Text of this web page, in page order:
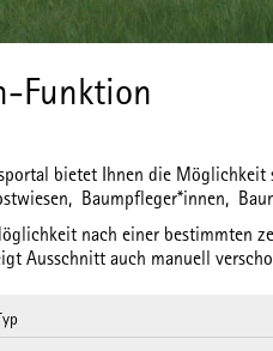
Funktion
bietet Ihnen die
Baumpfleger*innen,
nach einer bestimmten
Ausschnitt auch manuell